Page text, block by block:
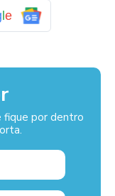
e
fique por dentro